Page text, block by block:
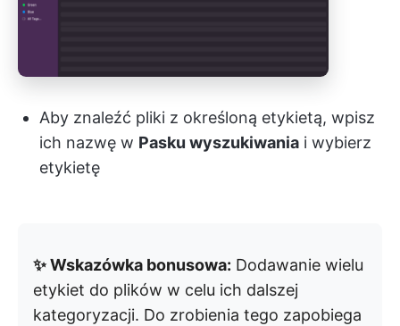
Aby znaleźć pliki z określoną etykietą, wpisz
ich nazwę w Pasku wyszukiwania i wybierz
etykietę
✨ Wskazówka bonusowa: Dodawanie wielu
etykiet do plików w celu ich dalszej
kategoryzacji. Do zrobienia tego zapobiega